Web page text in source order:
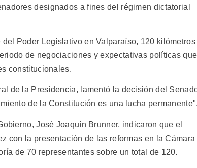
designados a fines del régimen dictatorial
Poder Legislativo en Valparaíso, 120 kilómetros
de negociaciones y expectativas políticas que
constitucionales.
de la Presidencia, lamentó la decisión del
de la Constitución es una lucha
José Joaquín Brunner, indicaron que el
con la presentación de las reformas en la Cámara
de 70 representantes sobre un total de 120.